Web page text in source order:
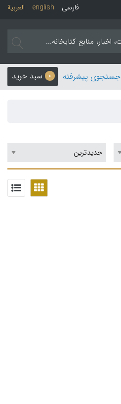
العربیة english فارسی
0 سبد خرید جستجوی پیشرفته